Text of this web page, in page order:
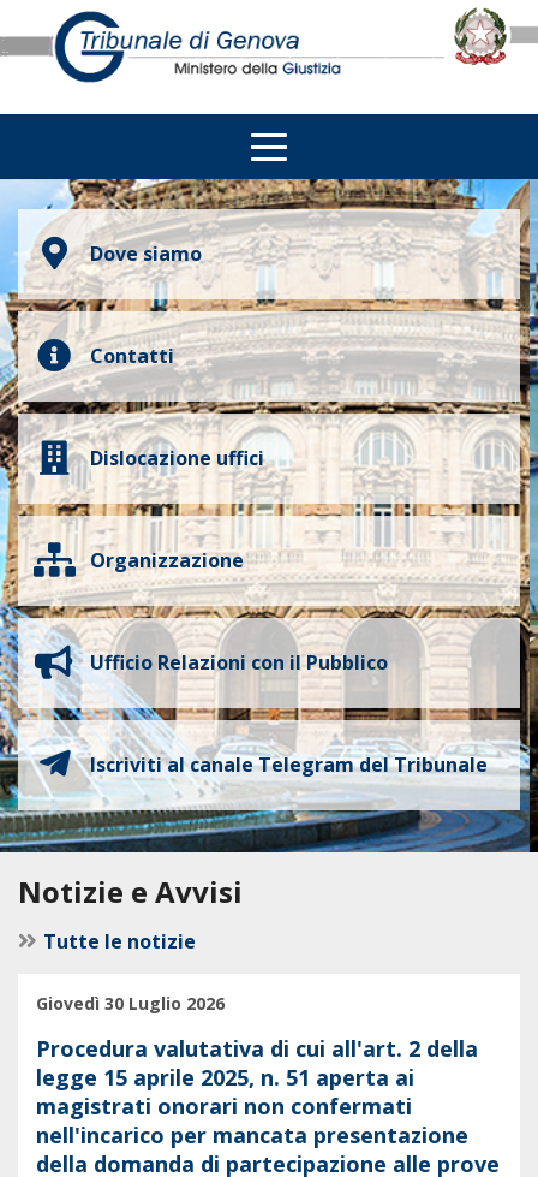
Dove siamo
Contatti
Dislocazione uffici
Organizzazione
Ufficio Relazioni con il Pubblico
Iscriviti al canale Telegram del Tribunale
Notizie e Avvisi
Tutte le notizie
Giovedì 30 Luglio 2026
Procedura valutativa di cui all'art. 2 della
legge 15 aprile 2025, n. 51 aperta ai
magistrati onorari non confermati
nell'incarico per mancata presentazione
della domanda di partecipazione alle prove